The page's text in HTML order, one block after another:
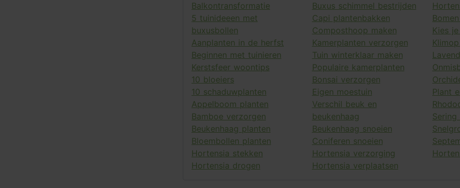
Balkontransformatie
5 tuinideeen met
buxusbollen
Aanplanten in de herfst
Beginnen met tuinieren
Kerstsfeer woontips
10 bloeiers
10 schaduwplanten
Appelboom planten
Bamboe verzorgen
Beukenhaag planten
Bloembollen planten
Hortensia stekken
Hortensia drogen
Buxus schimmel bestrijden
Capi plantenbakken
Composthoop maken
Kamerplanten verzorgen
Tuin winterklaar maken
Populaire kamerplanten
Bonsai verzorgen
Eigen moestuin
Verschil beuk en
beukenhaag
Beukenhaag snoeien
Coniferen snoeien
Hortensia verzorging
Hortensia verplaatsen
Kies
Plant
Sering